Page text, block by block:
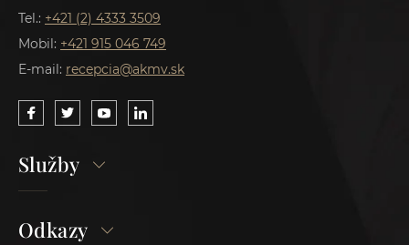
Tel.: +421 (2) 4333 3509
Mobil: +421 915 046 749
E-mail: recepcia@akmv.sk
Služby
Odkazy